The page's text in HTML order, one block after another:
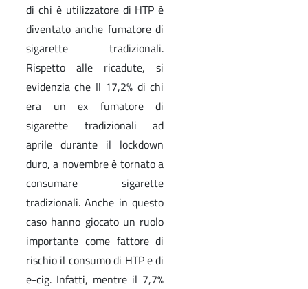
di chi è utilizzatore di HTP è
diventato anche fumatore di
sigarette tradizionali.
Rispetto alle ricadute, si
evidenzia che Il 17,2% di chi
era un ex fumatore di
sigarette tradizionali ad
aprile durante il lockdown
duro, a novembre è tornato a
consumare sigarette
tradizionali. Anche in questo
caso hanno giocato un ruolo
importante come fattore di
rischio il consumo di HTP e di
e-cig. Infatti, mentre il 7,7%